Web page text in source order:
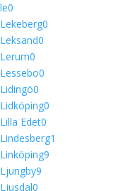
le0
Lekeberg0
Leksand0
Lerum0
Lessebo0
Lidingö0
Lidköping0
Lilla Edet0
Lindesberg1
Linköping9
Ljungby9
Ljusdal0